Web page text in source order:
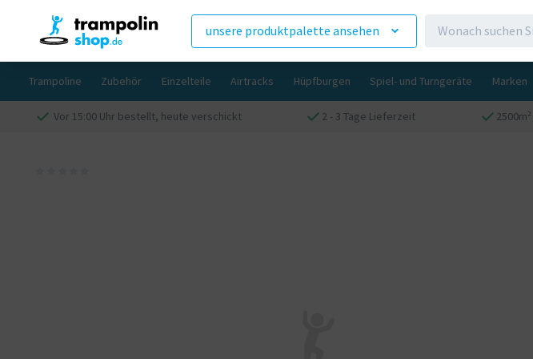
unsere produktpalette ansehen
Trampoline Zubehör Einzelteile Airtracks Hüpfburgen Spiel- und Turngeräte Marken
Vor 15:00 Uhr bestellt, heute verschickt 2 - 3 Tage Lieferzeit